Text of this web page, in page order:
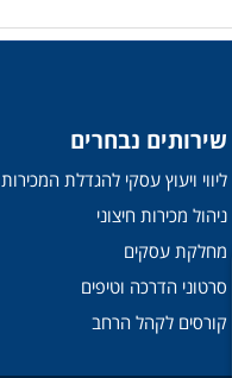
שירותים נבחרים
ליווי ויעוץ עסקי להגדלת המכירות
ניהול מכירות חיצוני
מחלקת עסקים
סרטוני הדרכה וטיפים
קורסים לקהל הרחב